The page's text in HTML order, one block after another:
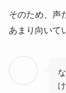
そのため、声
あまり向いて